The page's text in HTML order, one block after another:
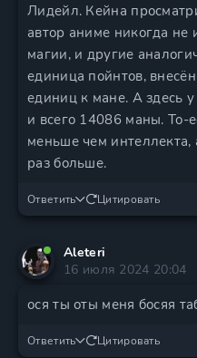
Лидейл. Кейна
автор аниме никогда не
магии, и другие
единица пойнтов,
единиц к мане. А здесь
и всего 14086 маны. То-
меньше чем
раз больше.
Ответить Цитировать
Aleteri
16 июля 2024 20:04
ося ты оты меня босяя
Ответить Цитировать